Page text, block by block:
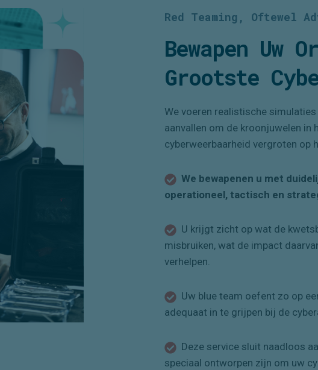
Red Teaming, Oftewel
Bewapen Uw
Grootste
We voeren realistische
aanvallen om de kroonjuwelen in
cyberweerbaarheid vergroten op
We bewapenen u met
operationeel, tactisch en
U krijgt zicht op wat de
misbruiken, wat de impact
verhelpen.
Uw blue team oefent zo op
adequaat in te grijpen bij de
Deze service sluit naadloos
speciaal ontworpen zijn om uw